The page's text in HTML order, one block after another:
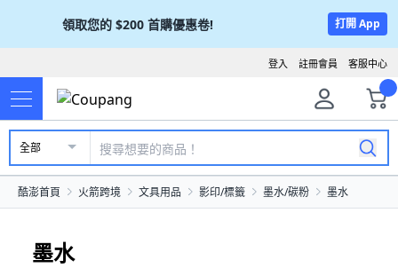
領取您的 $200 首購優惠卷! 打開 App
客服中心
註冊會員
登入
全部
酷澎首頁 火箭跨境 文具用品 影印/標籤 墨水/碳粉 墨水
墨水